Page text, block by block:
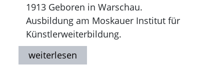
1913 Geboren in Warschau.
Ausbildung am Moskauer Institut für
Künstlerweiterbildung.
Seit 1968 Tätigkeit in der Werkstatt für
Sichtagitation.